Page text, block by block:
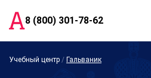
8 (800) 301-78-62
Учебный центр / Гальваник